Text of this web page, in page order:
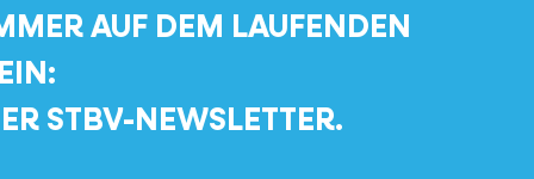
AUF DEM LAUFENDEN
STBV-NEWSLETTER.